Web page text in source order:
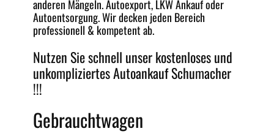
anderen Mängeln.Autoexport, LKW Ankauf oder
Autoentsorgung. Wir decken jeden Bereich
professionell &kompetentab.
Nutzen Sie schnell unser kostenloses und
unkompliziertesAutoankauf Schumacher
!!!
Gebrauchtwagen